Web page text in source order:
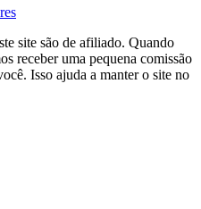
site são de afiliado. Quando
receber uma pequena comissão
Isso ajuda a manter o site no